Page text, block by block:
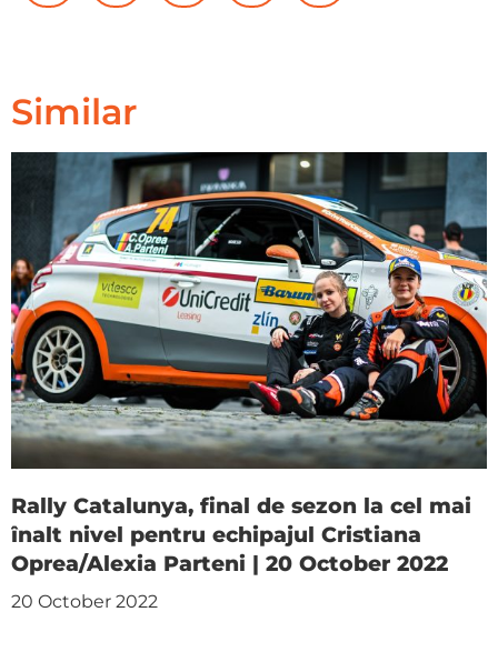
Similar
Rally Catalunya, final de sezon la cel mai
înalt nivel pentru echipajul Cristiana
Oprea/Alexia Parteni | 20 October 2022
20 October 2022